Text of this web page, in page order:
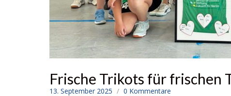
Frische Trikots für frischen
13. September 2025 0 Kommentare